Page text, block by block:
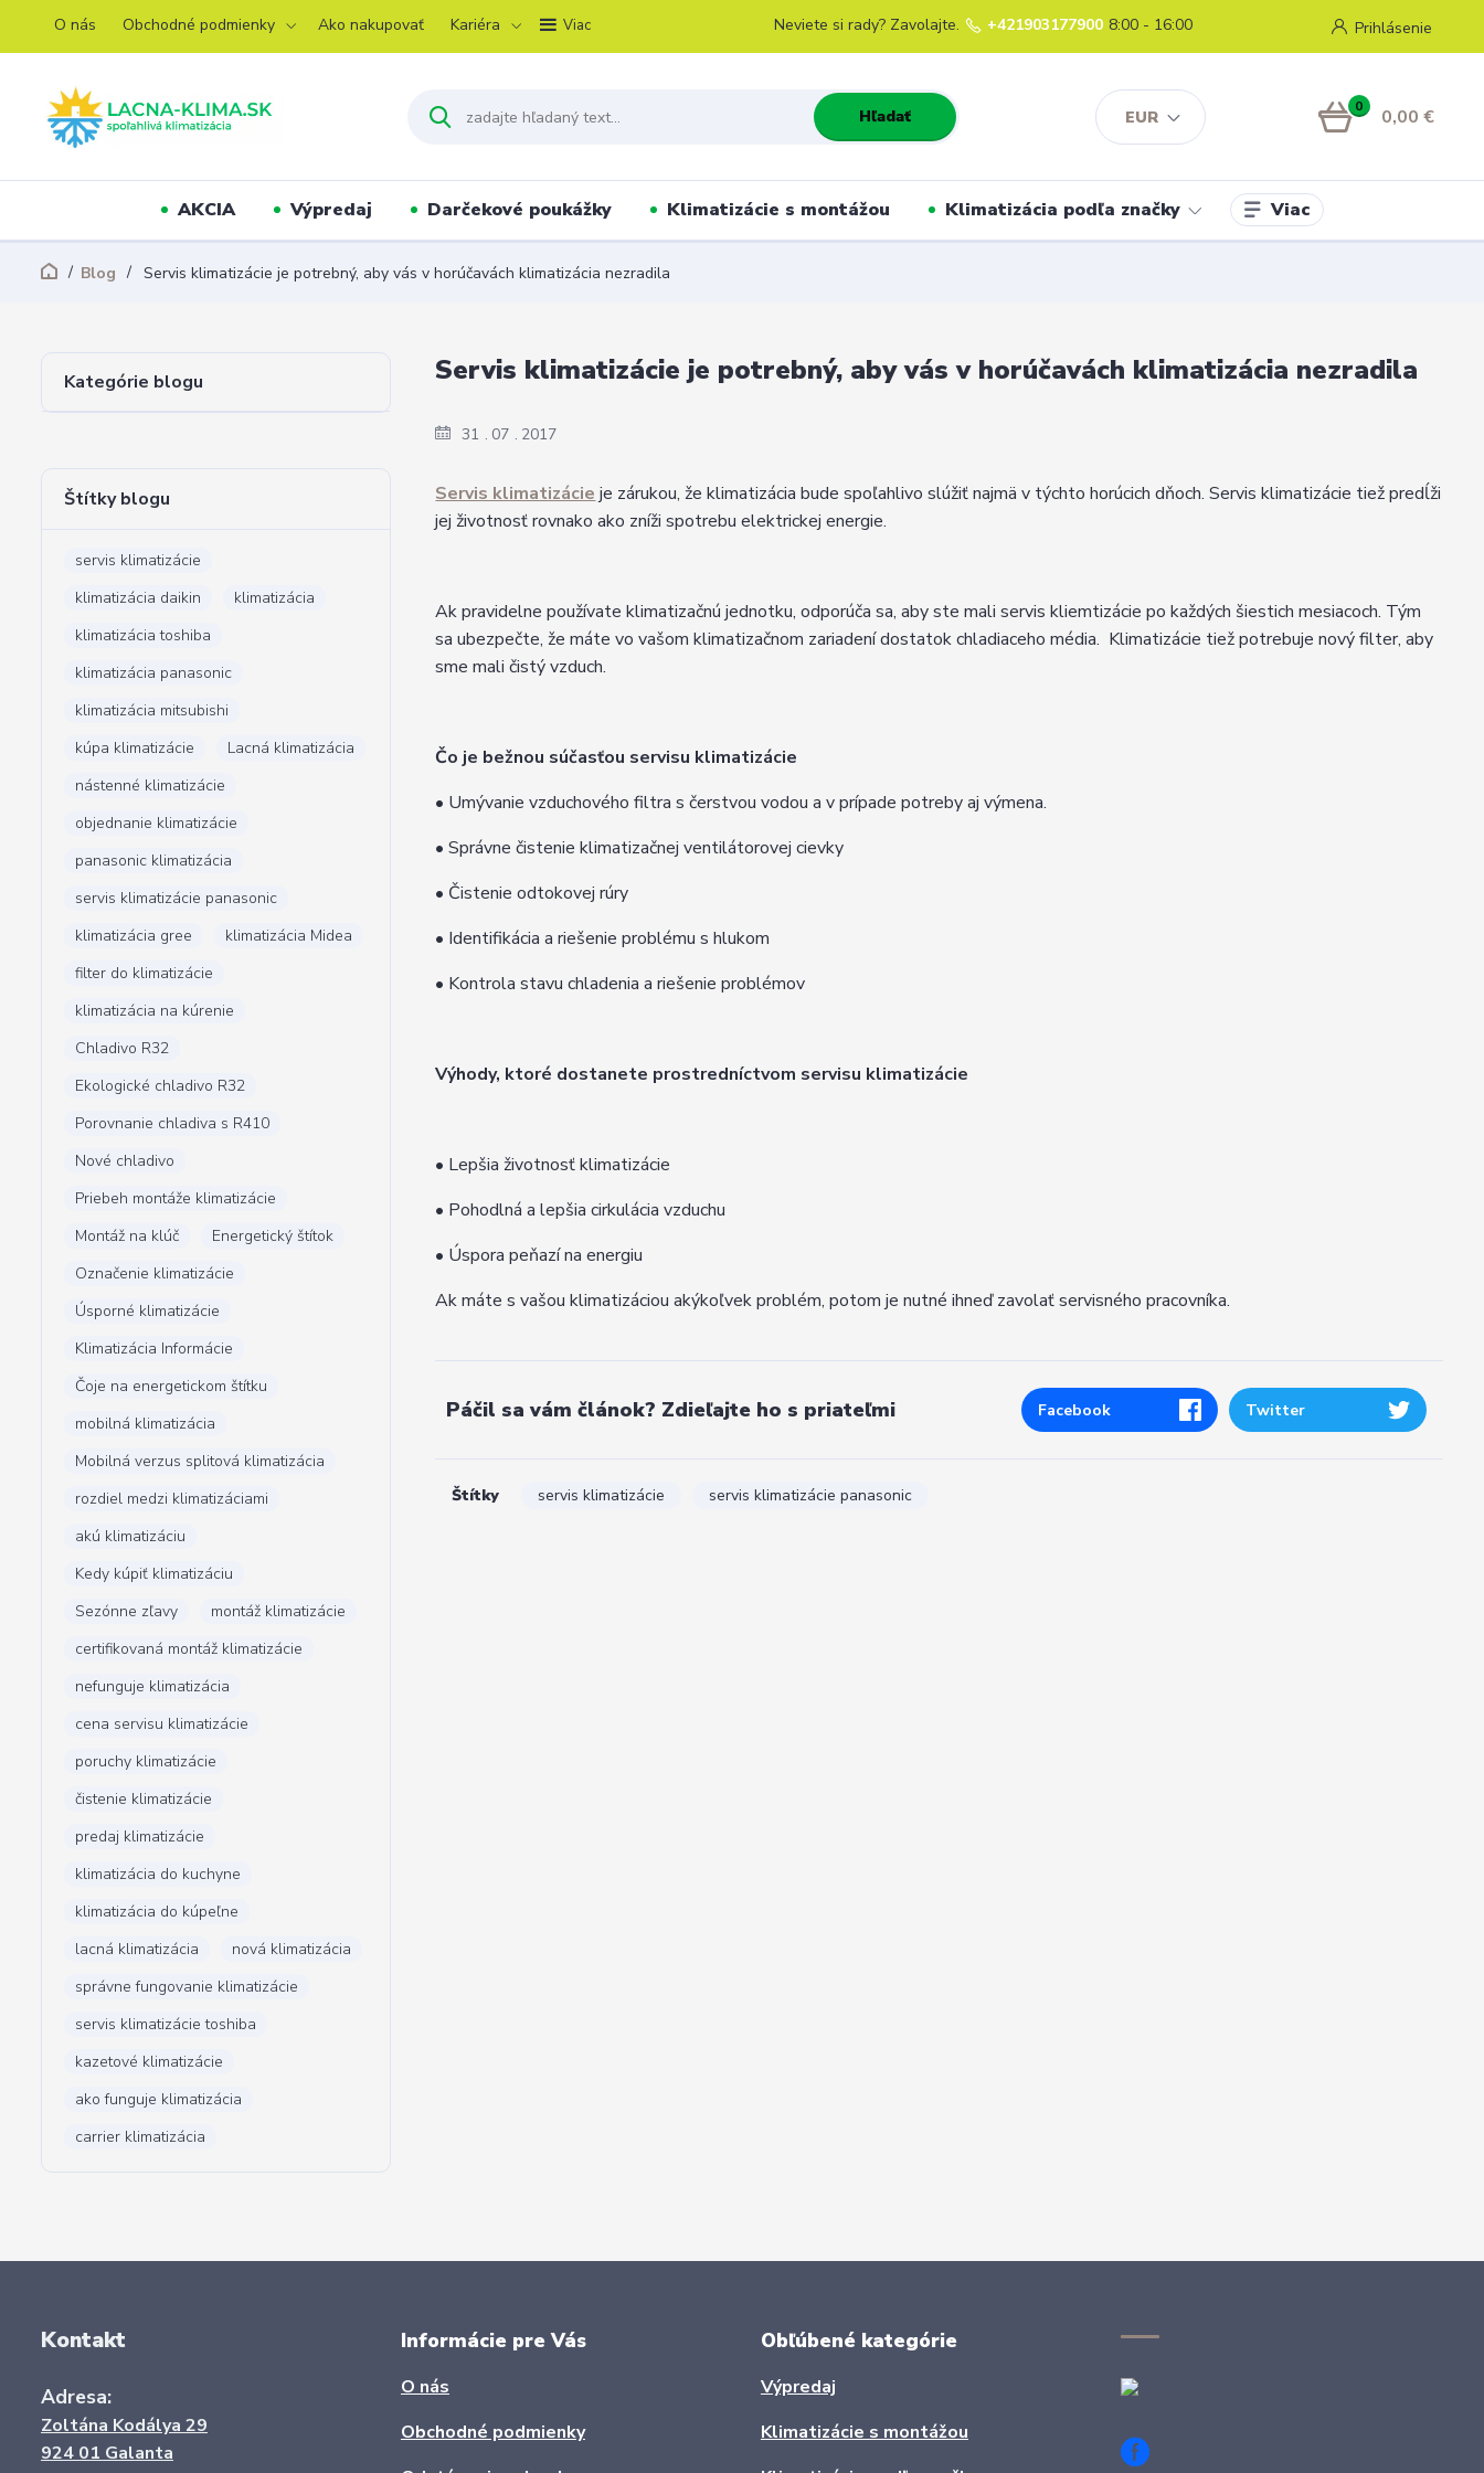
O nás Obchodné podmienky Ako nakupovať Kariéra Viac
EUR
Prihlásenie
Hľadať
Neviete si rady? Zavolajte. +421903177900 8:00 - 16:00
0 0,00 €
AKCIA Výpredaj Darčekové poukážky Klimatizácie s montážou Klimatizácia podľa značky Viac
Blog Servis klimatizácie je potrebný, aby vás v horúčavách klimatizácia nezradila
Kategórie blogu
Štítky blogu
servis klimatizácie
klimatizácia daikin
klimatizácia
klimatizácia toshiba
klimatizácia panasonic
klimatizácia mitsubishi
kúpa klimatizácie
Lacná klimatizácia
nástenné klimatizácie
objednanie klimatizácie
panasonic klimatizácia
servis klimatizácie panasonic
klimatizácia gree
klimatizácia Midea
filter do klimatizácie
klimatizácia na kúrenie
Chladivo R32
Ekologické chladivo R32
Porovnanie chladiva s R410
Nové chladivo
Priebeh montáže klimatizácie
Montáž na klúč
Energetický štítok
Označenie klimatizácie
Úsporné klimatizácie
Klimatizácia Informácie
Čoje na energetickom štítku
mobilná klimatizácia
Mobilná verzus splitová klimatizácia
rozdiel medzi klimatizáciami
akú klimatizáciu
Kedy kúpiť klimatizáciu
Sezónne zľavy
montáž klimatizácie
certifikovaná montáž klimatizácie
nefunguje klimatizácia
cena servisu klimatizácie
poruchy klimatizácie
čistenie klimatizácie
predaj klimatizácie
klimatizácia do kuchyne
klimatizácia do kúpeľne
lacná klimatizácia
nová klimatizácia
správne fungovanie klimatizácie
servis klimatizácie toshiba
kazetové klimatizácie
ako funguje klimatizácia
carrier klimatizácia
31 07 2017
Servis klimatizácie je potrebný, aby vás v horúčavách klimatizácia nezradila
Servis klimatizácie je zárukou, že klimatizácia bude spoľahlivo slúžiť najmä v týchto horúcich dňoch. Servis klimatizácie tiež predĺži
jej životnosť rovnako ako zníži spotrebu elektrickej energie.
Ak pravidelne používate klimatizačnú jednotku, odporúča sa, aby ste mali servis kliemtizácie po každých šiestich mesiacoch. Tým
sa ubezpečte, že máte vo vašom klimatizačnom zariadení dostatok chladiaceho média. Klimatizácie tiež potrebuje nový filter, aby
sme mali čistý vzduch.
Čo je bežnou súčasťou servisu klimatizácie
• Umývanie vzduchového filtra s čerstvou vodou a v prípade potreby aj výmena.
• Správne čistenie klimatizačnej ventilátorovej cievky
• Čistenie odtokovej rúry
• Identifikácia a riešenie problému s hlukom
• Kontrola stavu chladenia a riešenie problémov
Výhody, ktoré dostanete prostredníctvom servisu klimatizácie
• Lepšia životnosť klimatizácie
• Pohodlná a lepšia cirkulácia vzduchu
• Úspora peňazí na energiu
Ak máte s vašou klimatizáciou akýkoľvek problém, potom je nutné ihneď zavolať servisného pracovníka.
Páčil sa vám článok? Zdieľajte ho s priateľmi Facebook Twitter
Štítky servis klimatizácie servis klimatizácie panasonic
Kontakt
Adresa:
Zoltána Kodálya 29
924 01 Galanta
Informácie pre Vás
O nás
Obchodné podmienky
Obľúbené kategórie
Výpredaj
Klimatizácie s montážou